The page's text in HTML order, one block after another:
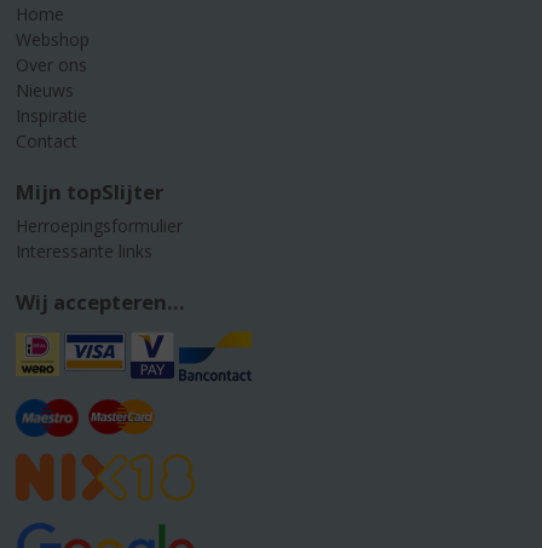
Home
Webshop
Over ons
Nieuws
Inspiratie
Contact
Mijn topSlijter
Herroepingsformulier
Interessante links
Wij accepteren...